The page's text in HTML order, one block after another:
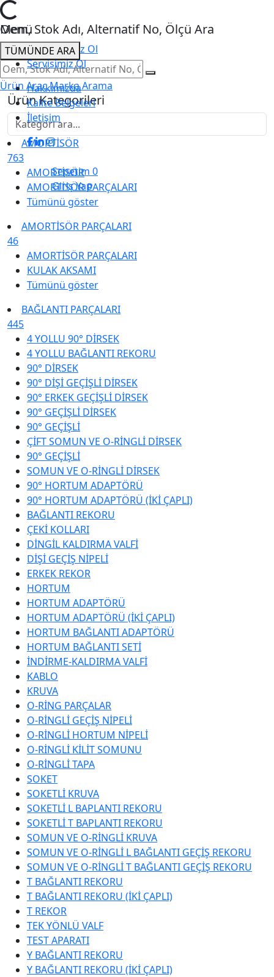
Loading...
Menü
Tedarikçimiz Ol
Servisimiz Ol
Hakkımızda
Kalite Belgeleri
İletişim
Sepetim 0
Giriş Yap
Oem, Stok Adı, Alternatif No, Ölçü Ara
TÜMÜNDE ARA
Ürün AraçMarkaArama
Ürün Kategorileri
AMORTİSÖR
763
AMORTİSÖR
AMORTİSÖR PARÇALARI
Tümünü göster
AMORTİSÖR PARÇALARI
46
AMORTİSÖR PARÇALARI
KULAK AKSAMI
Tümünü göster
BAĞLANTI PARÇALARI
445
4 YOLLU 90° DİRSEK
4 YOLLU BAĞLANTI REKORU
90° DİRSEK
90° DİŞİ GEÇİŞLİ DİRSEK
90° ERKEK GEÇİŞLİ DİRSEK
90° GEÇİŞLİ DİRSEK
90° GEÇİŞLİ
ÇİFT SOMUN VE O-RİNGLİ DİRSEK
90° GEÇİŞLİ
SOMUN VE O-RİNGLİ DİRSEK
90° HORTUM ADAPTÖRÜ
90° HORTUM ADAPTÖRÜ (İKİ ÇAPLI)
BAĞLANTI REKORU
ÇEKİ KOLLARI
DİNGİL KALDIRMA VALFİ
DİŞİ GEÇİŞ NİPELİ
ERKEK REKOR
HORTUM
HORTUM ADAPTÖRÜ
HORTUM ADAPTÖRÜ (İKİ ÇAPLI)
HORTUM BAĞLANTI ADAPTÖRÜ
HORTUM BAĞLANTI SETİ
İNDİRME-KALDIRMA VALFİ
KABLO
KRUVA
O-RİNG PARÇALAR
O-RİNGLİ GEÇİŞ NİPELİ
O-RİNGLİ HORTUM NİPELİ
O-RİNGLİ KİLİT SOMUNU
O-RİNGLİ TAPA
SOKET
SOKETLİ KRUVA
SOKETLİ L BAPLANTI REKORU
SOKETLİ T BAPLANTI REKORU
SOMUN VE O-RİNGLİ KRUVA
SOMUN VE O-RİNGLİ L BAĞLANTI GEÇİŞ REKORU
SOMUN VE O-RİNGLİ T BAĞLANTI GEÇİŞ REKORU
T BAĞLANTI REKORU
T BAĞLANTI REKORU (İKİ ÇAPLI)
T REKOR
TEK YÖNLÜ VALF
TEST APARATI
Y BAĞLANTI REKORU
Y BAĞLANTI REKORU (İKİ ÇAPLI)